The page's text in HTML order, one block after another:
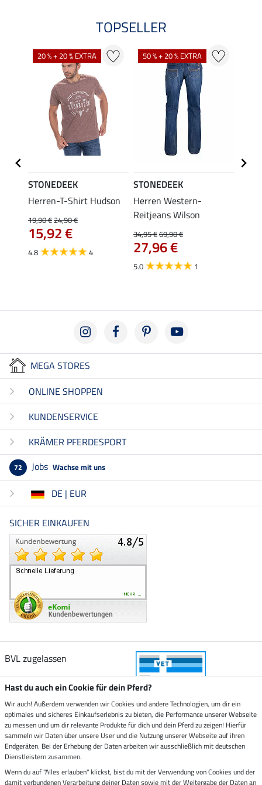
TOPSELLER
20 % + 20 % EXTRA
STONEDEEK
Herren-T-Shirt Hudson
19,90 €24,90 €
15,92 €
4.8 4
50 % + 20 % EXTRA
STONEDEEK
Herren Western-
Reitjeans Wilson
34,95 €69,90 €
27,96 €
5.0 1
MEGA STORES
ONLINE SHOPPEN
KUNDENSERVICE
KRÄMER PFERDESPORT
72 Jobs Wachse mit uns
DE | EUR
SICHER EINKAUFEN
BVL zugelassen
Zustellung durch
Sicher bezahlen mit
Hast du auch ein Cookie für dein Pferd?
Wir auch! Außerdem verwenden wir Cookies und andere Technologien, um dir ein
optimales und sicheres Einkaufserlebnis zu bieten, die Performance unserer Webseite
zu messen und um dir relevante Produkte für dich und dein Pferd zu zeigen! Hierfür
sammeln wir Daten über unsere User und die Nutzung unserer Webseite auf ihren
Endgeräten. Bei der Erhebung der Daten arbeiten wir ausschließlich mit deutschen
Dienstleistern zusammen.
Wenn du auf "Alles erlauben" klickst, bist du mit der Verwendung von Cookies und der
damit verbundenen Verarbeitung deiner Daten sowie mit der Weitergabe der Daten an